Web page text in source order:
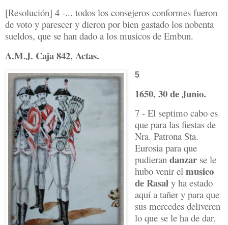
[Resolución] 4 -... todos los consejeros conformes fueron
de voto y parescer y dieron por bien gastado los nobenta
sueldos, que se han dado a los musicos de Embun.
A.M.J. Caja 842, Actas.
5
1650, 30 de Junio.
7 - El septimo cabo es
que para las fiestas de
Nra. Patrona Sta.
Eurosia para que
pudieran danzarse le
hubo venir el musico
de Rasaly ha estado
aquí a tañer y para que
sus mercedes deliveren
lo que se le ha de dar.